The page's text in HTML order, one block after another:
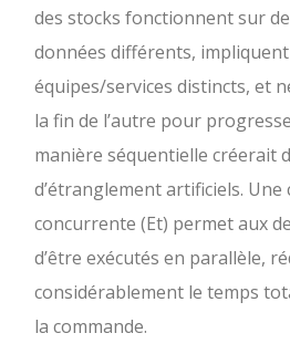
des stocks fonctionnent sur
données différents,
équipes/services distincts, et
la fin de l’autre pour
manière séquentielle créerait
d’étranglement artificiels.
concurrente (Et) permet aux
d’être exécutés en parallèle,
considérablement le temps
la commande.